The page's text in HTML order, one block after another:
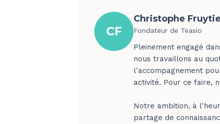
CF
Christophe
Fondateur de Teasio
Pleinement engagé
nous travaillons au
l'accompagnement
activité. Pour ce faire,
Notre ambition, à
partage de